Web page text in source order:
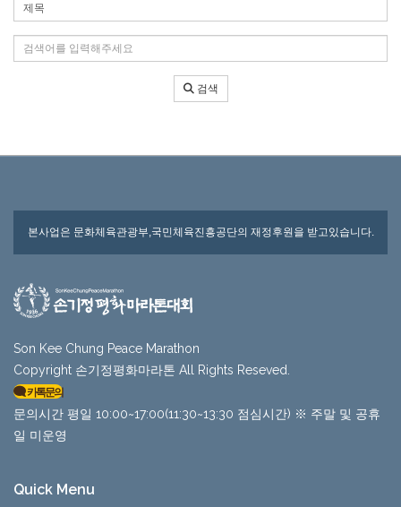
검색
본사업은 문화체육관광부,국민체육진흥공단의 재정후원을 받고있습니다.
Son Kee Chung Peace Marathon
Copyright 손기정평화마라톤 All Rights Reseved.
카톡문의
문의시간 평일 10:00~17:00(11:30~13:30 점심시간) ※ 주말 및 공휴
일 미운영
Quick Menu